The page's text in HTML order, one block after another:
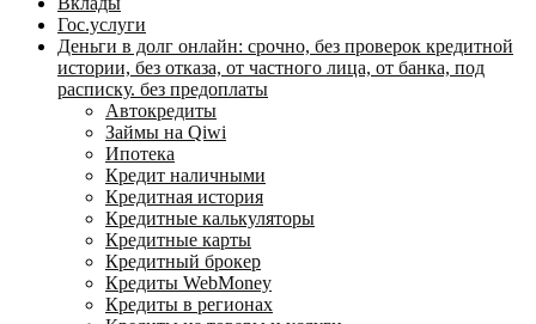
Гос.услуги
Деньги в долг онлайн: срочно, без проверок кредитной
истории, без отказа, от частного лица, от банка, под
расписку. без предоплаты
Автокредиты
Займы на Qiwi
Ипотека
Кредит наличными
Кредитная история
Кредитные калькуляторы
Кредитные карты
Кредитный брокер
Кредиты WebMoney
Кредиты в регионах